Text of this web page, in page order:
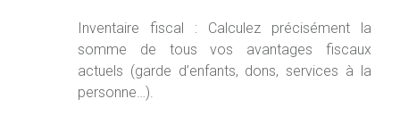
Inventaire fiscal : Calculez précisément la
somme de tous vos avantages fiscaux
actuels (garde d’enfants, dons, services à la
personne…).